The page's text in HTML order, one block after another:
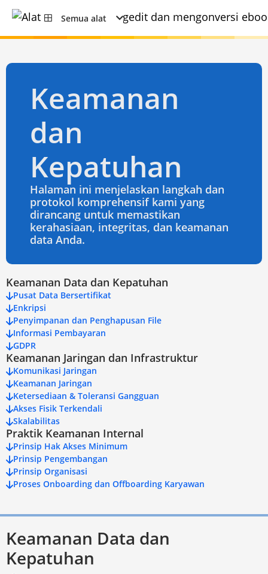
Semua alat
Keamanan
dan
Kepatuhan
Halaman ini menjelaskan langkah dan
protokol komprehensif kami yang
dirancang untuk memastikan
kerahasiaan, integritas, dan keamanan
data Anda.
Keamanan Data dan Kepatuhan
Pusat Data Bersertifikat
Enkripsi
Penyimpanan dan Penghapusan File
Informasi Pembayaran
GDPR
Keamanan Jaringan dan Infrastruktur
Komunikasi Jaringan
Keamanan Jaringan
Ketersediaan & Toleransi Gangguan
Akses Fisik Terkendali
Skalabilitas
Praktik Keamanan Internal
Prinsip Hak Akses Minimum
Prinsip Pengembangan
Prinsip Organisasi
Proses Onboarding dan Offboarding Karyawan
Keamanan Data dan
Kepatuhan